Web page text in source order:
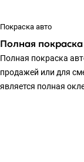
Покраска авто
Полная
Полная покраска
продажей или для
является полная